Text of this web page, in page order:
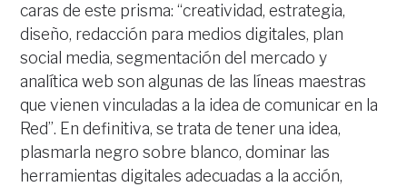
caras de este prisma: “creatividad, estrategia,
diseño, redacción para medios digitales, plan
social media, segmentación del mercado y
analítica web son algunas de las líneas maestras
que vienen vinculadas a la idea de comunicar en la
Red”. En definitiva, se trata de tener una idea,
plasmarla negro sobre blanco, dominar las
herramientas digitales adecuadas a la acción,